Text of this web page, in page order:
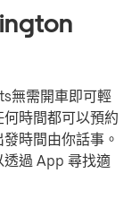
無需開車即可輕
時間都可以預約
時間由你話事。
透過 App 尋找適